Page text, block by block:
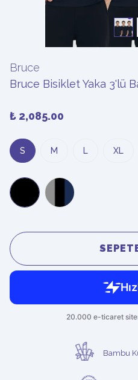
Bruce
Bruce Bisiklet Yaka 3'lü
₺ 2,085.00
S M L XL
Bambu